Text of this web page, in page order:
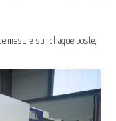
mesure sur chaque poste,